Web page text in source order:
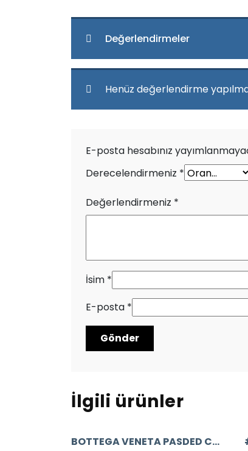
Değerlendirmeler
Henüz değerlendirme
E-posta hesabınız
Derecelendirmeniz *
Değerlendirmeniz *
İsim *
E-posta *
İlgili ürünler
BOTTEGA VENETA PASDED CASETTE